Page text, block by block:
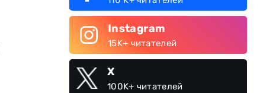
Instagram
15K+ читателей
X
100K+ читателей